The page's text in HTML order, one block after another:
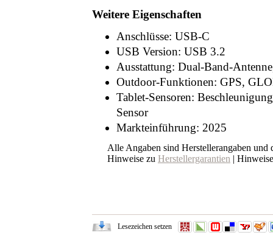
Weitere Eigenschaften
Anschlüsse: USB-C
USB Version: USB 3.2
Ausstattung: Dual-Band-
Outdoor-Funktionen: GPS,
Tablet-Sensoren:
Sensor
Markteinführung: 2025
Alle Angaben sind Herstellerangaben und
Hinweise zu Herstellergarantien |
Lesezeichen setzen